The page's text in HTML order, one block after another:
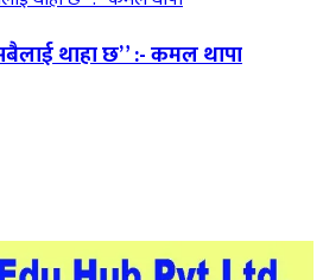
थाहा छ” :- कमल थापा